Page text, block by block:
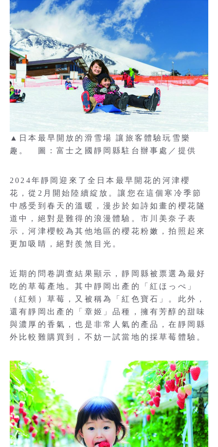
▲日本最早開放的滑雪場 讓旅客體驗玩雪樂
趣。 圖：富士之國靜岡縣駐台辦事處／提供
2024年靜岡迎來了全日本最早開花的河津櫻
花，從2月開始陸續綻放。讓您在這個寒冷季節
中感受到春天的溫暖，漫步於如詩如畫的櫻花隧
道中，絕對是難得的浪漫體驗。市川美奈子表
示，河津櫻較為其他地區的櫻花粉嫩，拍照起來
更加吸睛，絕對羨煞目光。
近期的問卷調查結果顯示，靜岡縣被票選為最好
吃的草莓產地。其中靜岡出產的「紅ほっぺ」
（紅頰）草莓，又被稱為「紅色寶石」。此外，
還有靜岡出產的「章姬」品種，擁有芳醇的甜味
與濃厚的香氣，也是非常人氣的產品，在靜岡縣
外比較難購買到，不妨一試當地的採草莓體驗。